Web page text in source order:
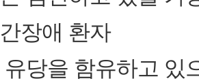
장애 환자
당을 함유하고 있